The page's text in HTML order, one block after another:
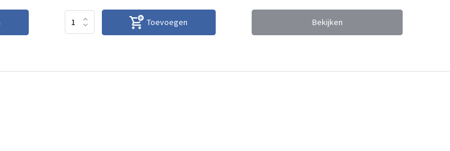
Toevoegen Bekijken